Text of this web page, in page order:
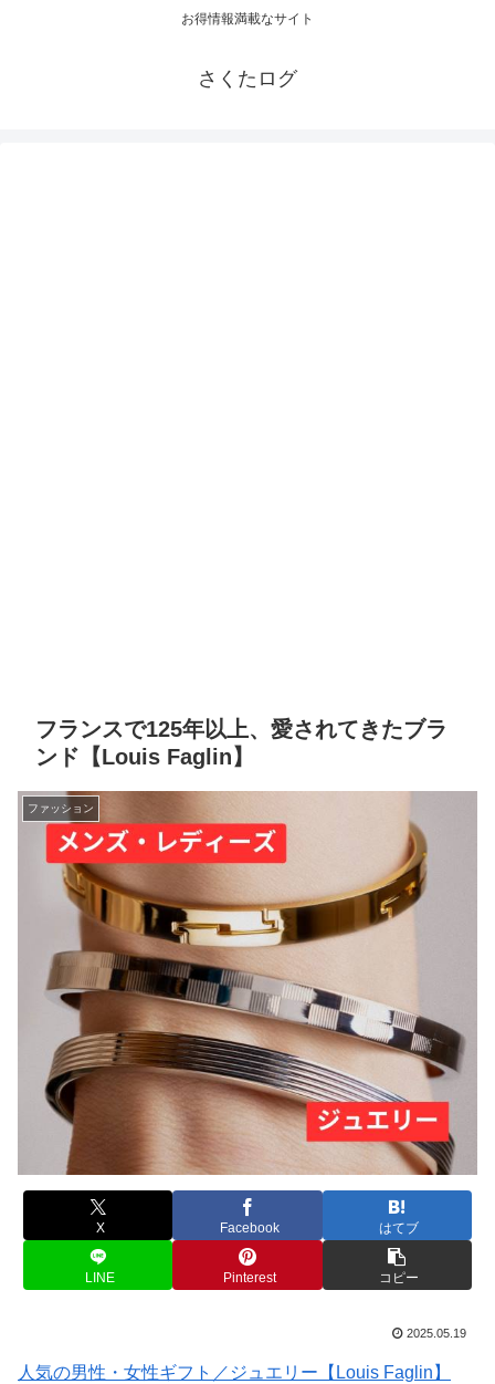
お得情報満載なサイト
さくたログ
フランスで125年以上、愛されてきたブラ
ンド【Louis Faglin】
ファッション
X Facebook はてブ
LINE Pinterest コピー
2025.05.19
人気の男性・女性ギフト／ジュエリー【Louis Faglin】